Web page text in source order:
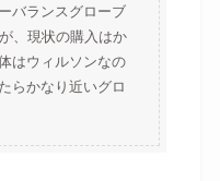
バランスグローブ
、現状の購入はか
はウィルソンなの
らかなり近いグロ